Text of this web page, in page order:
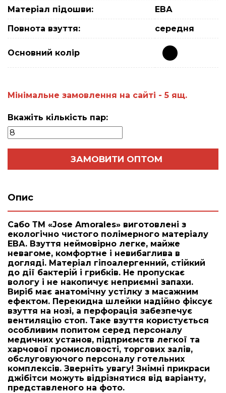
Матеріал підошви:
ЕВА
Повнота взуття:
середня
Основний колiр
Мiнiмальне замовлення на сайтi - 5 ящ.
Вкажіть кількість пар:
ЗАМОВИТИ ОПТОМ
Опис
Сабо ТМ «Jose Amorales» виготовлені з
екологічно чистого полімерного матеріалу
ЕВА. Взуття неймовірно легке, майже
невагоме, комфортне і невибаглива в
догляді. Матеріал гіпоалергенний, стійкий
до дії бактерій і грибків. Не пропускає
вологу і не накопичує неприємні запахи.
Виріб має анатомічну устілку з масажним
ефектом. Перекидна шлейки надійно фіксує
взуття на нозі, а перфорація забезпечує
вентиляцію стоп. Таке взуття користується
особливим попитом серед персоналу
медичних установ, підприємств легкої та
харчової промисловості, торгових залів,
обслуговуючого персоналу готельних
комплексів. Зверніть увагу! Знімні прикраси
джібітси можуть відрізнятися від варіанту,
представленого на фото.